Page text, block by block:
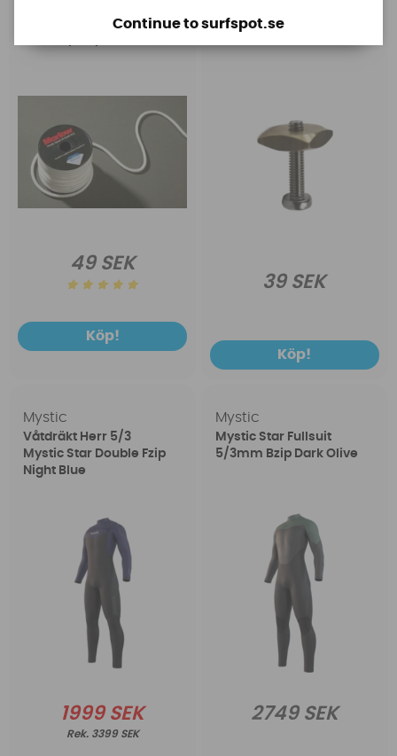
professional 3,8mm
49 SEK
Köp!
20mm
39 SEK
Köp!
Mystic
Våtdräkt Herr 5/3
Mystic Star Double Fzip
Night Blue
1999 SEK
3399 SEK
Mystic
Mystic Star Fullsuit
5/3mm Bzip Dark Olive
2749 SEK
Continue to surfspot.se